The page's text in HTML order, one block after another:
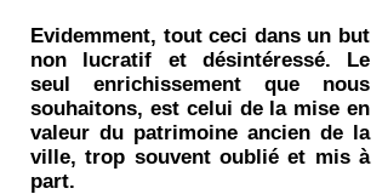
Evidemment, tout ceci dans un but
non lucratif et désintéressé. Le
seul enrichissement que nous
souhaitons, est celui de la mise en
valeur du patrimoine ancien de la
ville, trop souvent oublié et mis à
part.